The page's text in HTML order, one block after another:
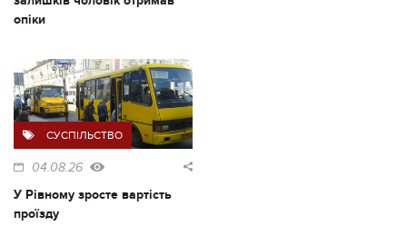
опіки
СУСПІЛЬСТВО
04.08.26
У Рівному зросте вартість
проїзду